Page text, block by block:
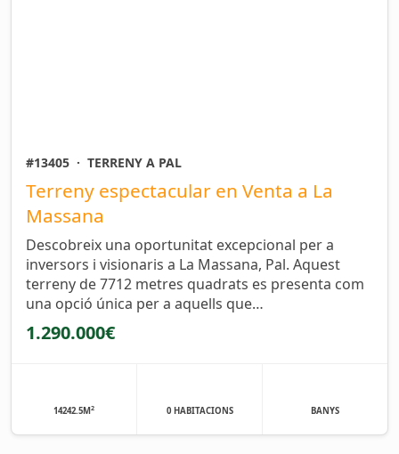
#13405 · TERRENY A PAL
Terreny espectacular en Venta a La
Massana
Descobreix una oportunitat excepcional per a
inversors i visionaris a La Massana, Pal. Aquest
terreny de 7712 metres quadrats es presenta com
una opció única per a aquells que…
1.290.000€
14242.5M2 0 HABITACIONS BANYS